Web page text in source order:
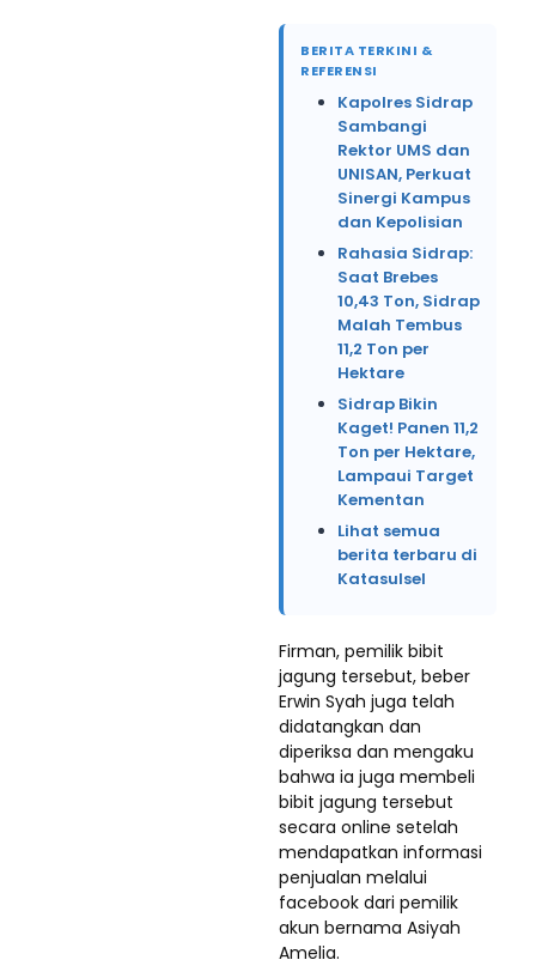
BERITA TERKINI &
REFERENSI
Kapolres Sidrap
Sambangi
Rektor UMS dan
UNISAN, Perkuat
Sinergi Kampus
dan Kepolisian
Rahasia Sidrap:
Saat Brebes
10,43 Ton, Sidrap
Malah Tembus
11,2 Ton per
Hektare
Sidrap Bikin
Kaget! Panen 11,2
Ton per Hektare,
Lampaui Target
Kementan
Lihat semua
berita terbaru di
Katasulsel
Firman, pemilik bibit
jagung tersebut, beber
Erwin Syah juga telah
didatangkan dan
diperiksa dan mengaku
bahwa ia juga membeli
bibit jagung tersebut
secara online setelah
mendapatkan informasi
penjualan melalui
facebook dari pemilik
akun bernama Asiyah
Amelia.